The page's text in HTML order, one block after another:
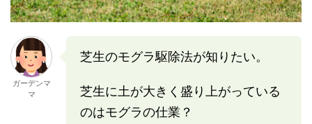
ガーデンマ
マ
芝生のモグラ駆除法が知りたい。
芝生に土が大きく盛り上がっている
のはモグラの仕業？